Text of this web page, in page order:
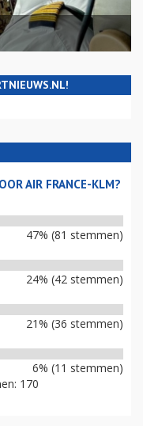
AIR FRANCE-KLM?
47% (81 stemmen)
24% (42 stemmen)
21% (36 stemmen)
6% (11 stemmen)
170